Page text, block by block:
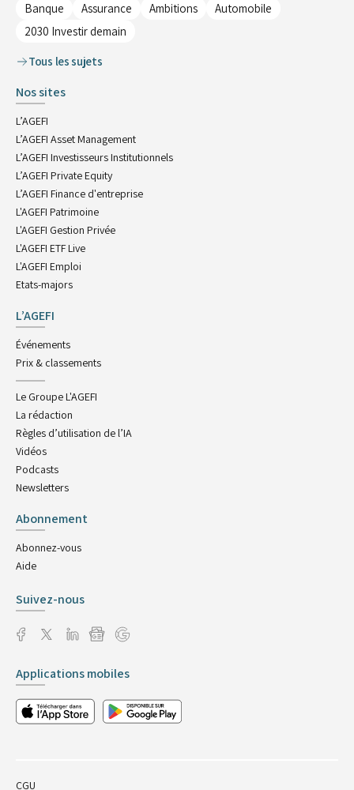
Banque
Assurance Ambitions
Automobile
2030 Investir demain
Tous les sujets
Nos sites
L’AGEFI
L’AGEFI Asset Management
L’AGEFI Investisseurs Institutionnels
L’AGEFI Private Equity
L’AGEFI Finance d'entreprise
L'AGEFI Patrimoine
L'AGEFI Gestion Privée
L'AGEFI ETF Live
L'AGEFI Emploi
Etats-majors
L’AGEFI
Événements
Prix & classements
Le Groupe L'AGEFI
La rédaction
Règles d’utilisation de l’IA
Vidéos
Podcasts
Newsletters
Abonnement
Abonnez-vous
Aide
Suivez-nous
Applications mobiles
CGU